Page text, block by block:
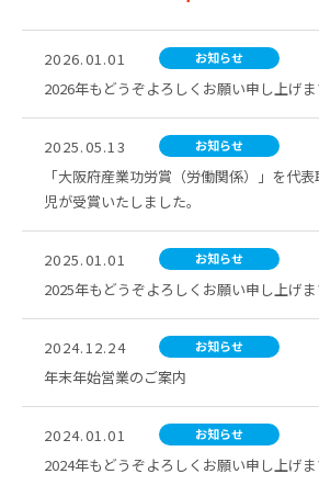
2026.01.01 お知らせ
2026年もどうぞよろしくお願い申し上げ
2025.05.13 お知らせ
「大阪府産業功労賞（労働関係）」を代
児が受賞いたしました。
2025.01.01 お知らせ
2025年もどうぞよろしくお願い申し上げ
2024.12.24 お知らせ
年末年始営業のご案内
2024.01.01 お知らせ
2024年もどうぞよろしくお願い申し上げ